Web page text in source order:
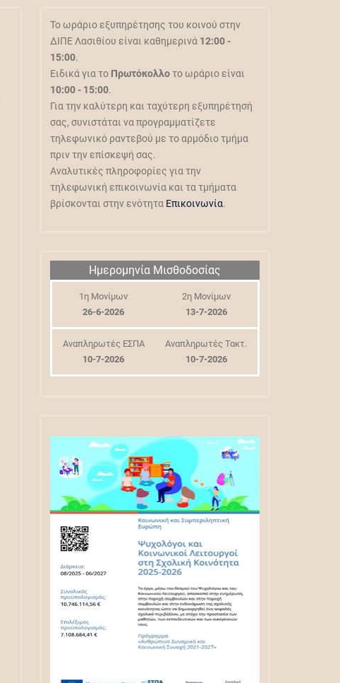
Το ωράριο εξυπηρέτησης του κοινού στην
ΔΙΠΕ Λασιθίου είναι καθημερινά 12:00 -
15:00.
Ειδικά για το Πρωτόκολλοτο ωράριο είναι
10:00 - 15:00.
Για την καλύτερη και ταχύτερη εξυπηρέτησή
σας, συνιστάται να προγραμματίζετε
τηλεφωνικό ραντεβού με το αρμόδιο τμήμα
πριν την επίσκεψή σας.
Αναλυτικές πληροφορίες για την
τηλεφωνική επικοινωνία και τα τμήματα
βρίσκονται στην ενότητα Επικοινωνία.
Ημερομηνία Μισθοδοσίας
1η Μονίμων
26-6-2026
2η Μονίμων
13-7-2026
Αναπληρωτές ΕΣΠΑ
10-7-2026
Αναπληρωτές Τακτ.
10-7-2026